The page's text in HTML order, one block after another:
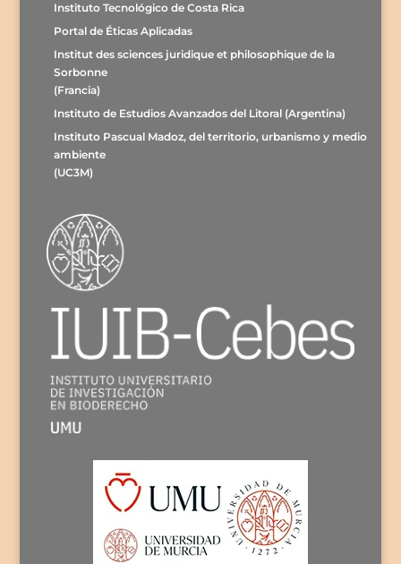
Instituto Tecnológico de Costa Rica
Portal de Éticas Aplicadas
Institut des sciences juridique et philosophique de la
Sorbonne
(Francia)
Instituto de Estudios Avanzados del Litoral (Argentina)
Instituto Pascual Madoz, del territorio, urbanismo y medio
ambiente
(UC3M)